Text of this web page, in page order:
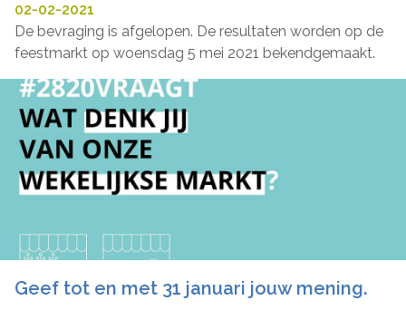
02-02-2021
De bevraging is afgelopen. De resultaten worden op de
feestmarkt op woensdag 5 mei 2021 bekendgemaakt.
Geef tot en met 31 januari jouw mening.